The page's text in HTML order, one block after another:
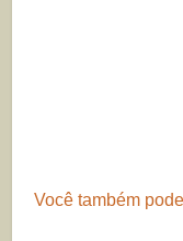
Você também